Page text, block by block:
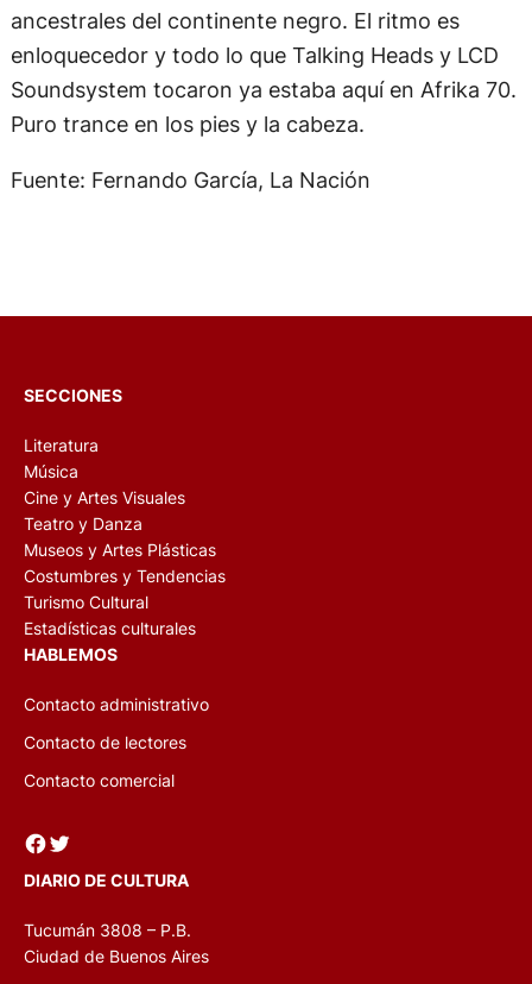
ancestrales del continente negro. El ritmo es
enloquecedor y todo lo que Talking Heads y LCD
Soundsystem tocaron ya estaba aquí en Afrika 70.
Puro trance en los pies y la cabeza.
Fuente: Fernando García, La Nación
SECCIONES
Literatura
Música
Cine y Artes Visuales
Teatro y Danza
Museos y Artes Plásticas
Costumbres y Tendencias
Turismo Cultural
Estadísticas culturales
HABLEMOS
Contacto administrativo
Contacto de lectores
Contacto comercial
Facebook Twitter
DIARIO DE CULTURA
Tucumán 3808 – P.B.
Ciudad de Buenos Aires